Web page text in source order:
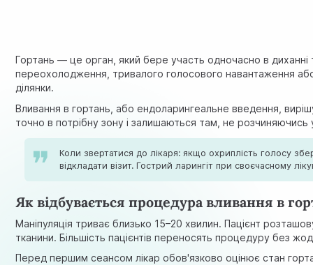
Гортань — це орган, який бере участь одночасно в диханні
переохолодження, тривалого голосового навантаження
ділянки.
Вливання в гортань, або ендоларингеальне введення,
точно в потрібну зону і залишаються там, не розчиняючись
Коли звертатися до лікаря: якщо охриплість голосу
відкладати візит. Гострий ларингіт при своєчасному
Як відбувається процедура вливання в
Маніпуляція триває близько 15–20 хвилин. Пацієнт
тканини. Більшість пацієнтів переносять процедуру без
Перед першим сеансом лікар обов'язково оцінює стан